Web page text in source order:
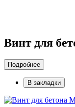
Винт для
Подробнее
В закладки